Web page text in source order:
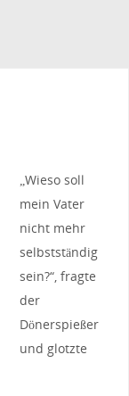
„Wieso soll
mein Vater
nicht mehr
selbstständig
sein?“, fragte
der
Dönerspießer
und glotzte